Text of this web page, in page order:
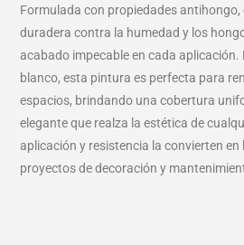
Formulada con propiedades
duradera contra la humedad y los
acabado impecable en cada aplicación.
blanco, esta pintura es perfecta para
espacios, brindando una cobertura
elegante que realza la estética de
aplicación y resistencia la convierten
proyectos de decoración y